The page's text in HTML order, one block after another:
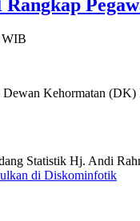
WIB
Kehormatan (DK)
di Diskominfotik